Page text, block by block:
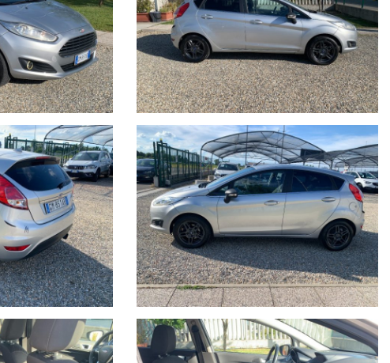
E CON IL SUO CHILOMETRAGGIO EFFETTIVO.
sull’annuncio.
impegno contrattuale. Per poter offrire il massimo servizio è